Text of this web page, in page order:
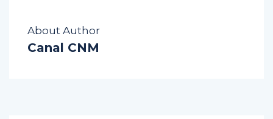
About Author
Canal CNM